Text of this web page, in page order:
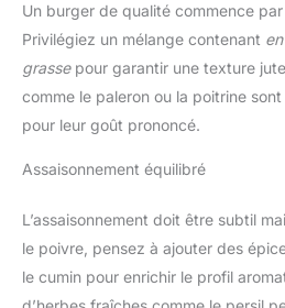
Un burger de qualité commence
Privilégiez un mélange contenant
grassepour garantir une texture
comme le paleron ou la poitrine
pour leur goût prononcé.
Assaisonnement équilibré
L’assaisonnement doit être subtil
le poivre, pensez à ajouter des
le cumin pour enrichir le profil